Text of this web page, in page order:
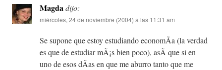
Magdadijo:
miércoles, 24 de noviembre (2004) a las 11:31 am
Se supone que estoy estudiando economÃ­a (la verdad
es que de estudiar mÃ¡s bien poco), asÃ­ que si en
uno de esos dÃ­as en que me aburro tanto que me